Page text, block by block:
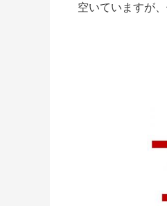
空いていますが